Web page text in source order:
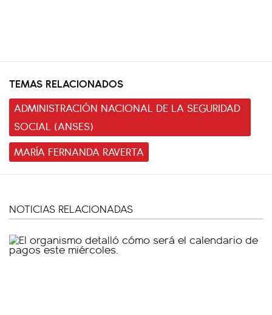
TEMAS RELACIONADOS
ADMINISTRACIÓN NACIONAL DE LA SEGURIDAD
SOCIAL (ANSES)
MARÍA FERNANDA RAVERTA
NOTICIAS RELACIONADAS